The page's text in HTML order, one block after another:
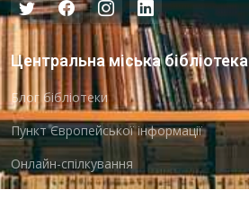
Центральна міська бібліотека
Блог бібліотеки
Пункт Європейської інформації
Онлайн-спілкування